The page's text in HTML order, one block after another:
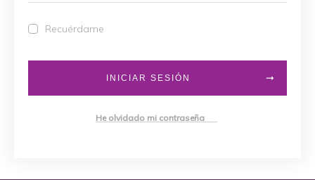
Recuérdame
INICIAR SESIÓN
He olvidado mi contraseña